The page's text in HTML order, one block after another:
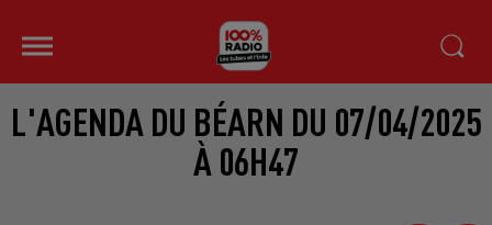
L'AGENDA DU BÉARN DU 07/04/2025
À 06H47